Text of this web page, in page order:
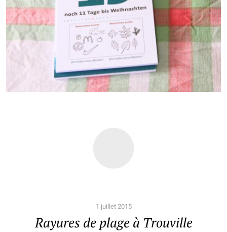
1 juillet 2015
Rayures de plage à Trouville